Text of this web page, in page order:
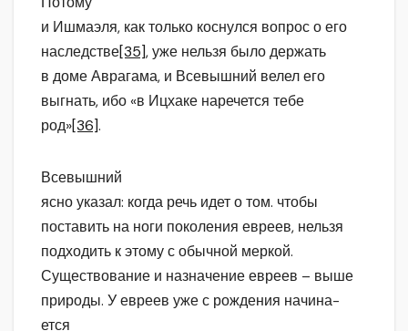
и Ишмаэля, как только коснулся вопрос о его
наследстве[35], уже нельзя было держать
в доме Аврагама, и Всевышний велел его
выгнать, ибо «в Ицхаке наречется тебе
род»[36].
Всевышний
ясно указал: когда речь идет о том. чтобы
поставить на ноги поколения евреев, нельзя
подходить к этому с обычной меркой.
Существование и назначение евреев – выше
природы. У евреев уже с рождения начина-
ется